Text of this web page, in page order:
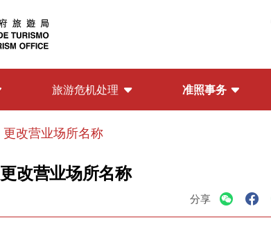
旅游危机处理 准照事务
更改营业场所名称
更改营业场所名称
分享